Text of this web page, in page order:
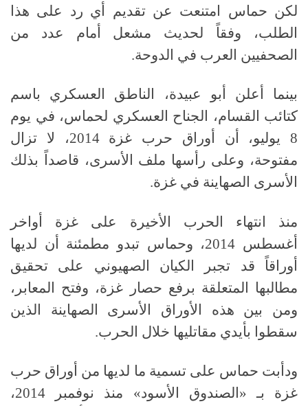
لكن حماس امتنعت عن تقديم أي رد على هذا
الطلب، وفقاً لحديث مشعل أمام عدد من
الصحفيين العرب في الدوحة.
بينما أعلن أبو عبيدة، الناطق العسكري باسم
كتائب القسام، الجناح العسكري لحماس، في يوم
8
يوليو، أن أوراق حرب غزة 2014
، لا تزال
مفتوحة، وعلى رأسها ملف الأسرى، قاصداً بذلك
الأسرى الصهاينة في غزة.
منذ انتهاء الحرب الأخيرة على غزة أواخر
أغسطس
، وحماس تبدو مطمئنة أن لديها
أوراقاً قد تجبر الكيان الصهيوني على تحقيق
مطالبها المتعلقة برفع حصار غزة، وفتح المعابر،
ومن بين هذه الأوراق الأسرى الصهاينة الذين
سقطوا بأيدي مقاتليها خلال الحرب.
ودأبت حماس على تسمية ما لديها من أوراق حرب
غزة بـ « الصندوق الأسود» منذ نوفمبر
،